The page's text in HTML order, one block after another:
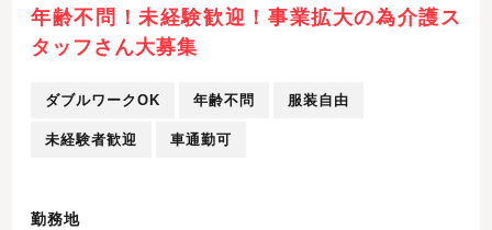
年齢不問！未経験歓迎！事業拡大の為介護ス
タッフさん大募集
ダブルワークOK 年齢不問 服装自由
未経験者歓迎 車通勤可
勤務地